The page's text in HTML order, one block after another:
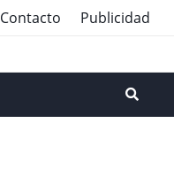
Contacto Publicidad